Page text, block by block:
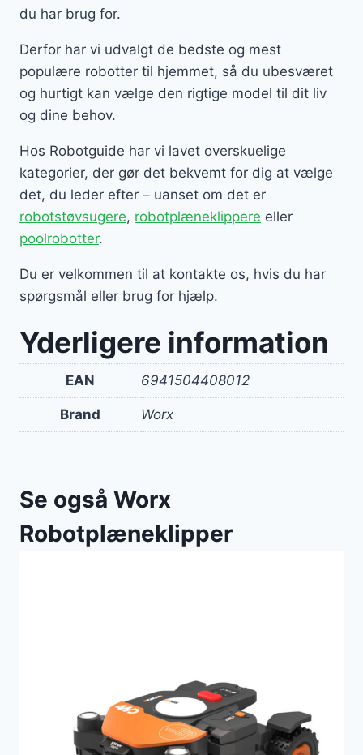
du har brug for.
Derfor har vi udvalgt de bedste og mest
populære robotter til hjemmet, så du ubesværet
og hurtigt kan vælge den rigtige model til dit liv
og dine behov.
Hos Robotguide har vi lavet overskuelige
kategorier, der gør det bekvemt for dig at vælge
det, du leder efter – uanset om det er
robotstøvsugere, robotplæneklippere eller
poolrobotter.
Du er velkommen til at kontakte os, hvis du har
spørgsmål eller brug for hjælp.
Yderligere information
EAN 6941504408012
Brand Worx
Se også Worx
Robotplæneklipper